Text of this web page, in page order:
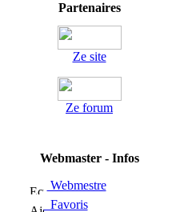
Partenaires
Ze site
Ze forum
Webmaster - Infos
Webmestre
Favoris